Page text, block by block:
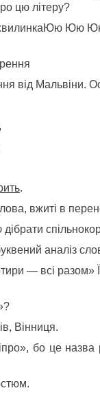
цю літеру?
хвилинкаЮю
від Мальвіни.
.
вжиті в
дібрати
аналіз
— всі разом»
Вінниця.
бо це